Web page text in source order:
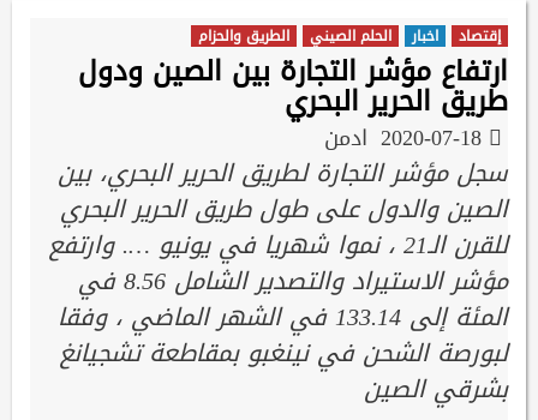
إقتصاد اخبار الحلم الصيني الطريق والحزام
ارتفاع مؤشر التجارة بين الصين ودول
طريق الحرير البحري
ادمن
سجل مؤشر التجارة لطريق الحرير البحري، بين
الصين والدول على طول طريق الحرير البحري
للقرن الـ21 ، نموا شهريا في يونيو …. وارتفع
مؤشر الاستيراد والتصدير الشامل 8.56 في
المئة إلى 133.14 في الشهر الماضي ، وفقا
لبورصة الشحن في نينغبو بمقاطعة تشجيانغ
بشرقي الصين